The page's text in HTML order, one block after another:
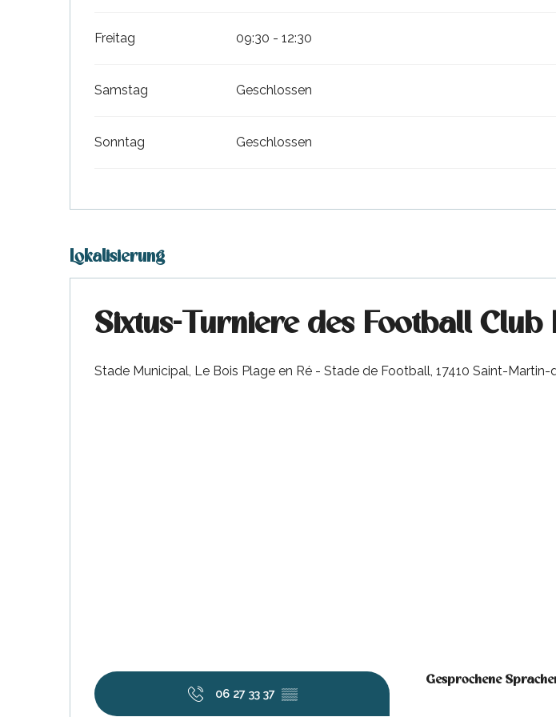
Freitag 09:30 - 12:30
Samstag Geschlossen
Sonntag Geschlossen
Lokalisierung
Sixtus-Turniere des Football Club
Stade Municipal, Le Bois Plage en Ré - Stade de Football, 17410 Saint-Martin-
06 27 33 37▒▒
Gesprochene
Gesprochene